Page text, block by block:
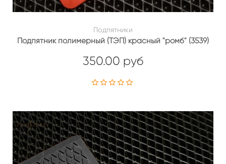
Подпятники
Подпятник полимерный (ТЭП) красный "ромб" (3539)
350.00 руб